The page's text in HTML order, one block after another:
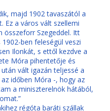
majd 1902 tavaszától a
Ez a város vált szellemi
összeforr Szegeddel. Itt
ben feleségül veszi
Ilonkát, s ettől kezdve a
Móra pihentetője és
vált igazán teljessé a
időben Móra -, hogy az
a miniszterelnök hátából,
régóta baráti szállak